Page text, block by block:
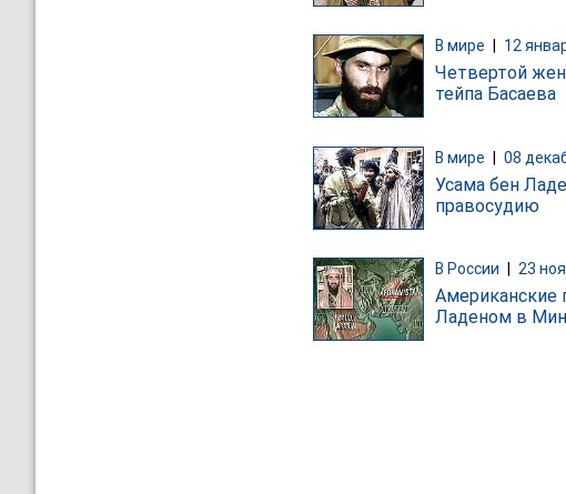
В мире 12
Четвертой
тейпа Басаева
В мире | 08
Усама бен
правосудию
В России 23
Американские
Ладеном в